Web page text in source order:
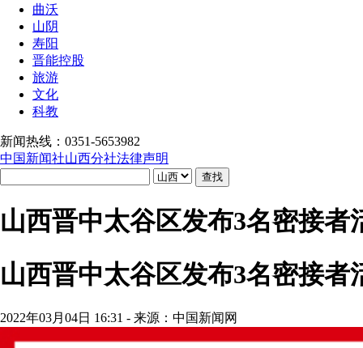
曲沃
山阴
寿阳
晋能控股
旅游
文化
科教
新闻热线：0351-5653982
中国新闻社山西分社法律声明
山西晋中太谷区发布3名密接者
山西晋中太谷区发布3名密接者
2022年03月04日 16:31 - 来源：中国新闻网